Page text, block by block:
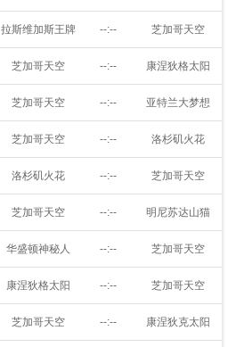
拉斯维加斯王牌 --:-- 芝加哥天空
芝加哥天空 --:-- 康涅狄格太阳
芝加哥天空 --:-- 亚特兰大梦想
芝加哥天空 --:-- 洛杉矶火花
洛杉矶火花 --:-- 芝加哥天空
芝加哥天空 --:-- 明尼苏达山猫
华盛顿神秘人 --:-- 芝加哥天空
康涅狄格太阳 --:-- 芝加哥天空
芝加哥天空 --:-- 康涅狄克太阳